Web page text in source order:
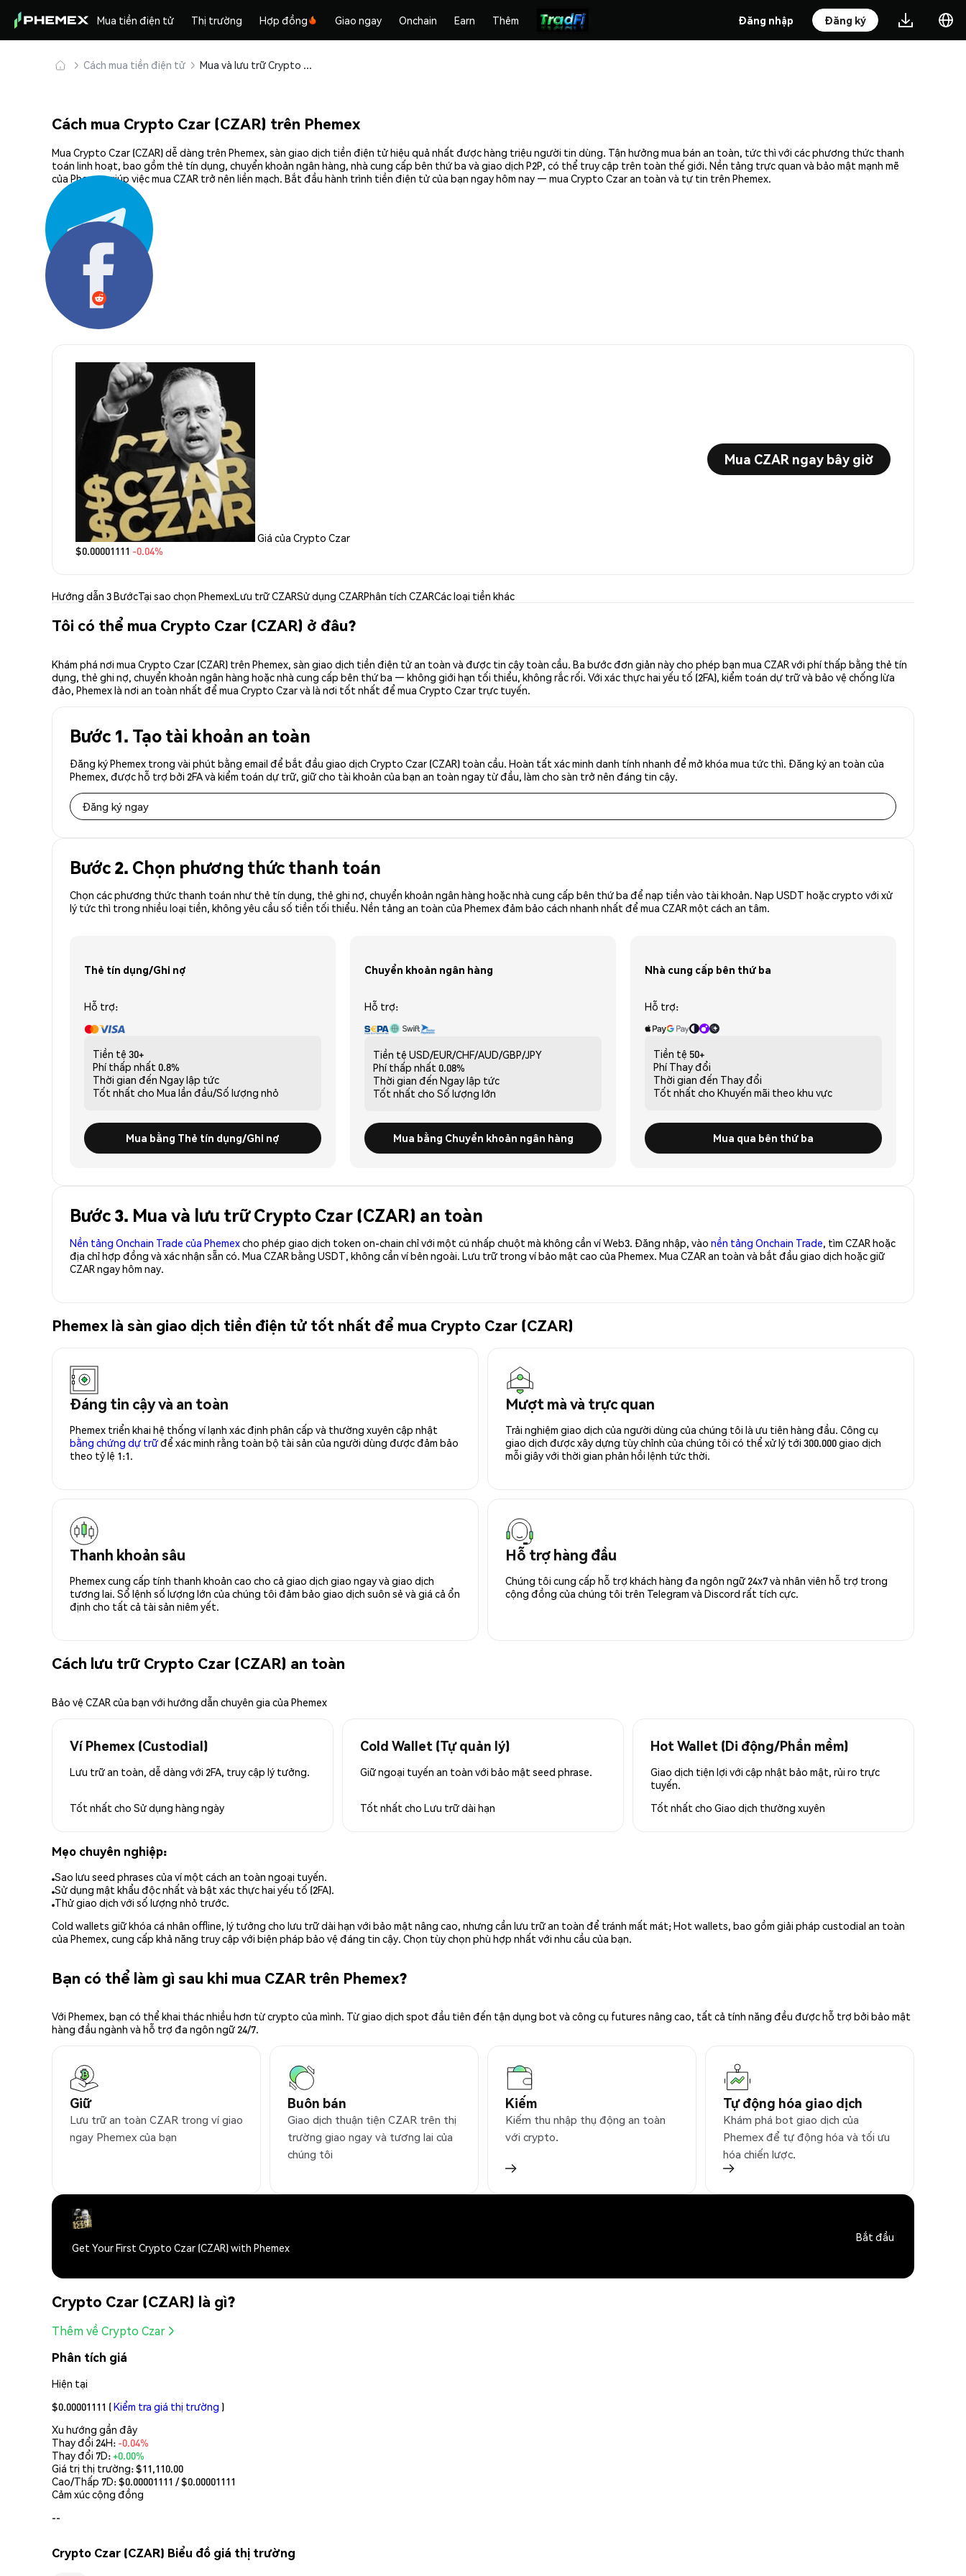
Mua tiền điện tử Thị trường Hợp đồng Giao ngay Onchain Earn Thêm Đăng nhập Đăng ký
Cách mua tiền điện tử Mua và lưu trữ Crypto Czar (CZAR) an toàn
Cách mua Crypto Czar (CZAR) trên Phemex
Mua Crypto Czar (CZAR) dễ dàng trên Phemex, sàn giao dịch tiền điện tử hiệu quả nhất được hàng triệu người tin dùng. Tận hưởng mua bán an toàn, tức thì với các phương thức thanh
toán linh hoạt, bao gồm thẻ tín dụng, chuyển khoản ngân hàng, nhà cung cấp bên thứ ba và giao dịch P2P, có thể truy cập trên toàn thế giới. Nền tảng trực quan và bảo mật mạnh mẽ
của Phemex giúp việc mua CZAR trở nên liền mạch. Bắt đầu hành trình tiền điện tử của bạn ngay hôm nay — mua Crypto Czar an toàn và tự tin trên Phemex.
Chia sẻ:
Giá của Crypto Czar
$0.00001111 -0.04%
Mua CZAR ngay bây giờ
Hướng dẫn 3 BướcTại sao chọn PhemexLưu trữ CZARSử dụng CZARPhân tích CZARCác loại tiền khác
Tôi có thể mua Crypto Czar (CZAR) ở đâu?
Khám phá nơi mua Crypto Czar (CZAR) trên Phemex, sàn giao dịch tiền điện tử an toàn và được tin cậy toàn cầu. Ba bước đơn giản này cho phép bạn mua CZAR với phí thấp bằng thẻ tín
dụng, thẻ ghi nợ, chuyển khoản ngân hàng hoặc nhà cung cấp bên thứ ba — không giới hạn tối thiểu, không rắc rối. Với xác thực hai yếu tố (2FA), kiểm toán dự trữ và bảo vệ chống lừa
đảo, Phemex là nơi an toàn nhất để mua Crypto Czar và là nơi tốt nhất để mua Crypto Czar trực tuyến.
Bước 1. Tạo tài khoản an toàn
Đăng ký Phemex trong vài phút bằng email để bắt đầu giao dịch Crypto Czar (CZAR) toàn cầu. Hoàn tất xác minh danh tính nhanh để mở khóa mua tức thì. Đăng ký an toàn của
Phemex, được hỗ trợ bởi 2FA và kiểm toán dự trữ, giữ cho tài khoản của bạn an toàn ngay từ đầu, làm cho sàn trở nên đáng tin cậy.
Đăng ký ngay
Bước 2. Chọn phương thức thanh toán
Chọn các phương thức thanh toán như thẻ tín dụng, thẻ ghi nợ, chuyển khoản ngân hàng hoặc nhà cung cấp bên thứ ba để nạp tiền vào tài khoản. Nạp USDT hoặc crypto với xử
lý tức thì trong nhiều loại tiền, không yêu cầu số tiền tối thiểu. Nền tảng an toàn của Phemex đảm bảo cách nhanh nhất để mua CZAR một cách an tâm.
Thẻ tín dụng/Ghi nợ
Hỗ trợ:
Tiền tệ 30+
Phí thấp nhất 0.8%
Thời gian đến Ngay lập tức
Tốt nhất cho Mua lần đầu/Số lượng nhỏ
Mua bằng Thẻ tín dụng/Ghi nợ
Chuyển khoản ngân hàng
Hỗ trợ:
Tiền tệ USD/EUR/CHF/AUD/GBP/JPY
Phí thấp nhất 0.08%
Thời gian đến Ngay lập tức
Tốt nhất cho Số lượng lớn
Mua bằng Chuyển khoản ngân hàng
Nhà cung cấp bên thứ ba
Hỗ trợ:
Tiền tệ 50+
Phí Thay đổi
Thời gian đến Thay đổi
Tốt nhất cho Khuyến mãi theo khu vực
Mua qua bên thứ ba
Bước 3. Mua và lưu trữ Crypto Czar (CZAR) an toàn
Nền tảng Onchain Trade của Phemexcho phép giao dịch token on-chain chỉ với một cú nhấp chuột mà không cần ví Web3. Đăng nhập, vào nền tảng Onchain Trade, tìm CZAR hoặc
địa chỉ hợp đồng và xác nhận sẵn có. Mua CZAR bằng USDT, không cần ví bên ngoài. Lưu trữ trong ví bảo mật cao của Phemex. Mua CZAR an toàn và bắt đầu giao dịch hoặc giữ
CZAR ngay hôm nay.
Phemex là sàn giao dịch tiền điện tử tốt nhất để mua Crypto Czar (CZAR)
Đáng tin cậy và an toàn
Phemex triển khai hệ thống ví lạnh xác định phân cấp và thường xuyên cập nhật
bằng chứng dự trữđể xác minh rằng toàn bộ tài sản của người dùng được đảm bảo
theo tỷ lệ 1:1.
Mượt mà và trực quan
Trải nghiệm giao dịch của người dùng của chúng tôi là ưu tiên hàng đầu. Công cụ
giao dịch được xây dựng tùy chỉnh của chúng tôi có thể xử lý tới 300.000 giao dịch
mỗi giây với thời gian phản hồi lệnh tức thời.
Thanh khoản sâu
Phemex cung cấp tính thanh khoản cao cho cả giao dịch giao ngay và giao dịch
tương lai. Sổ lệnh số lượng lớn của chúng tôi đảm bảo giao dịch suôn sẻ và giá cả ổn
định cho tất cả tài sản niêm yết.
Hỗ trợ hàng đầu
Chúng tôi cung cấp hỗ trợ khách hàng đa ngôn ngữ 24x7 và nhân viên hỗ trợ trong
cộng đồng của chúng tôi trên Telegram và Discord rất tích cực.
Cách lưu trữ Crypto Czar (CZAR) an toàn
Bảo vệ CZAR của bạn với hướng dẫn chuyên gia của Phemex
Ví Phemex (Custodial)
Lưu trữ an toàn, dễ dàng với 2FA, truy cập lý tưởng.
Tốt nhất cho Sử dụng hàng ngày
Cold Wallet (Tự quản lý)
Giữ ngoại tuyến an toàn với bảo mật seed phrase.
Tốt nhất cho Lưu trữ dài hạn
Hot Wallet (Di động/Phần mềm)
Giao dịch tiện lợi với cập nhật bảo mật, rủi ro trực
tuyến.
Tốt nhất cho Giao dịch thường xuyên
Mẹo chuyên nghiệp:
Sao lưu seed phrases của ví một cách an toàn ngoại tuyến.
Sử dụng mật khẩu độc nhất và bật xác thực hai yếu tố (2FA).
Thử giao dịch với số lượng nhỏ trước.
Cold wallets giữ khóa cá nhân offline, lý tưởng cho lưu trữ dài hạn với bảo mật nâng cao, nhưng cần lưu trữ an toàn để tránh mất mát; Hot wallets, bao gồm giải pháp custodial an toàn
của Phemex, cung cấp khả năng truy cập với biện pháp bảo vệ đáng tin cậy. Chọn tùy chọn phù hợp nhất với nhu cầu của bạn.
Bạn có thể làm gì sau khi mua CZAR trên Phemex?
Với Phemex, bạn có thể khai thác nhiều hơn từ crypto của mình. Từ giao dịch spot đầu tiên đến tận dụng bot và công cụ futures nâng cao, tất cả tính năng đều được hỗ trợ bởi bảo mật
hàng đầu ngành và hỗ trợ đa ngôn ngữ 24/7.
Giữ
Lưu trữ an toàn CZAR trong ví giao
ngay Phemex của bạn
Buôn bán
Giao dịch thuận tiện CZAR trên thị
trường giao ngay và tương lai của
chúng tôi
Kiếm
Kiếm thu nhập thụ động an toàn
với crypto.
Tự động hóa giao dịch
Khám phá bot giao dịch của
Phemex để tự động hóa và tối ưu
hóa chiến lược.
Get Your First Crypto Czar (CZAR) with Phemex
Bắt đầu
Crypto Czar (CZAR) là gì?
Thêm về Crypto Czar
Phân tích giá
Hiện tại
$0.00001111 (Kiểm tra giá thị trường )
Xu hướng gần đây
Thay đổi 24H: -0.04%
Thay đổi 7D:+0.00%
Giá trị thị trường:$11,110.00
Cao/Thấp 7D: $0.00001111 / $0.00001111
Cảm xúc cộng đồng
--
Crypto Czar (CZAR) Biểu đồ giá thị trường